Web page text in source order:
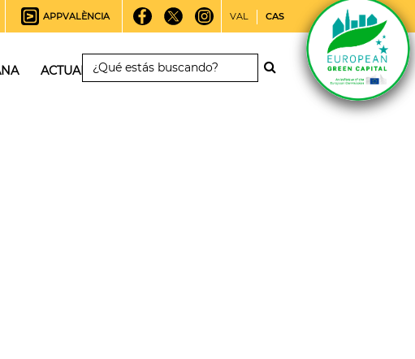
APPVALÈNCIA VAL CAS
ACTUALIDAD